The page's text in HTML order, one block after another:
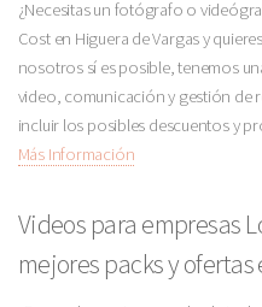
¿Necesitas un fotógrafo o
Cost en Higuera de Vargas y
nosotros sí es posible, tenemos
video, comunicación y gestión de
incluir los posibles descuentos y
Más Información
Videos para empresas
mejores packs y